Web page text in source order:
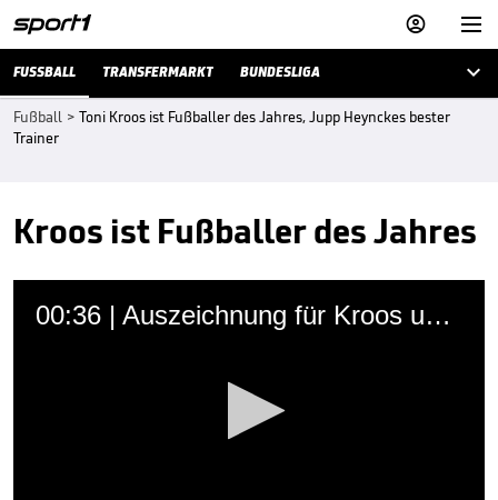


FUSSBALL TRANSFERMARKT BUNDESLIGA 
Fußball > Toni Kroos ist Fußballer des Jahres, Jupp Heynckes bester
Trainer
Kroos ist Fußballer des Jahres
00:36 | Auszeichnung für Kroos und Heynckes
Sportinformationsdienst